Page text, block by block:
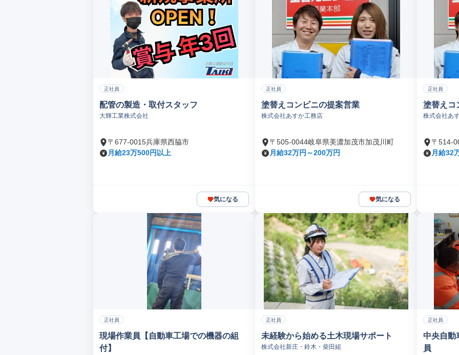
正社員
配管の製造・取付スタッフ
大輝工業株式会社
〒677-0015兵庫県西脇市
月給23万500円以上
気になる
正社員
塗替えコンビニの提案営業
株式会社あすか工務店
〒505-0044岐阜県美濃加茂市加茂川町
月給32万円～200万円
気になる
正社員
塗替えコ
株式会社あ
〒514-
月給32
正社員
現場作業員【自動車工場での機器の組
付】
正社員
未経験から始める土木現場サポート
株式会社新庄・鈴木・柴田組
正社員
中央自動
員